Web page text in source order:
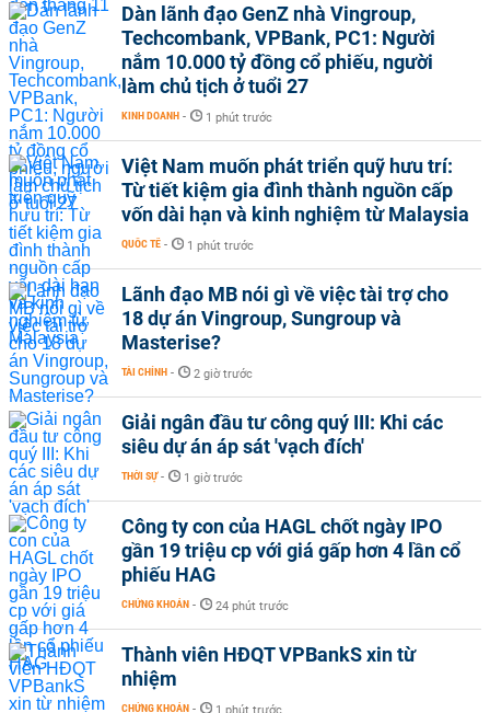
Dàn lãnh đạo GenZ nhà Vingroup,
Techcombank, VPBank, PC1: Người
nắm 10.000 tỷ đồng cổ phiếu, người
làm chủ tịch ở tuổi 27
KINH DOANH - 1 phút trước
Việt Nam muốn phát triển quỹ hưu trí:
Từ tiết kiệm gia đình thành nguồn cấp
vốn dài hạn và kinh nghiệm từ Malaysia
QUỐC TẾ - 1 phút trước
Lãnh đạo MB nói gì về việc tài trợ cho
18 dự án Vingroup, Sungroup và
Masterise?
TÀI CHÍNH - 2 giờ trước
Giải ngân đầu tư công quý III: Khi các
siêu dự án áp sát 'vạch đích'
THỜI SỰ - 1 giờ trước
Công ty con của HAGL chốt ngày IPO
gần 19 triệu cp với giá gấp hơn 4 lần cổ
phiếu HAG
CHỨNG KHOÁN - 24 phút trước
Thành viên HĐQT VPBankS xin từ
nhiệm
CHỨNG KHOÁN - 1 phút trước